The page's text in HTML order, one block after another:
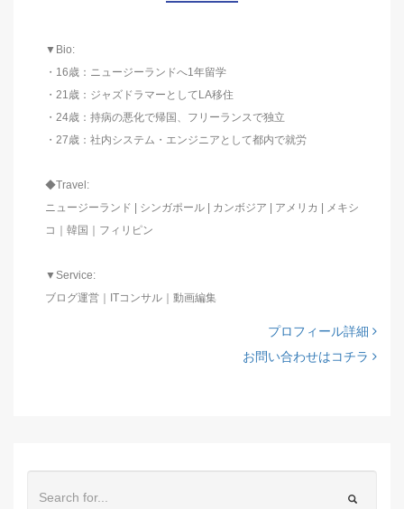
▼Bio:
・16歳：ニュージーランドへ1年留学
・21歳：ジャズドラマーとしてLA移住
・24歳：持病の悪化で帰国、フリーランスで独立
・27歳：社内システム・エンジニアとして都内で就労
◆Travel:
ニュージーランド | シンガポール | カンボジア | アメリカ | メキシ
コ｜韓国｜フィリピン
▼Service:
ブログ運営｜ITコンサル｜動画編集
プロフィール詳細
お問い合わせはコチラ